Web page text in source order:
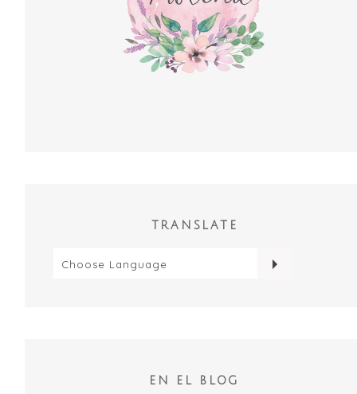
TRANSLATE
EN EL BLOG